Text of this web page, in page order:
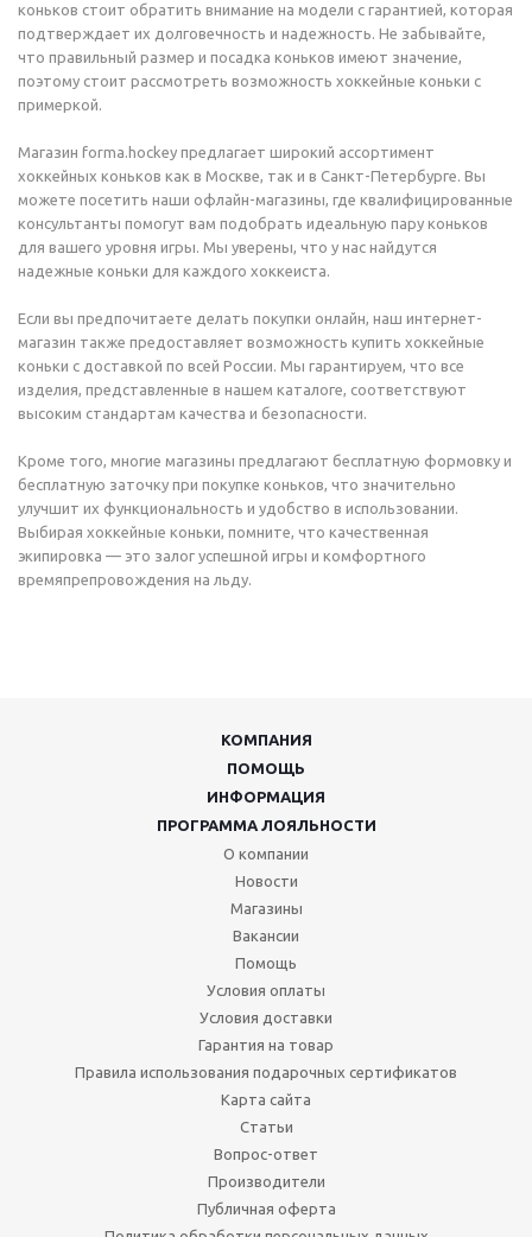
коньков стоит обратить внимание на модели с гарантией, которая
подтверждает их долговечность и надежность. Не забывайте,
что правильный размер и посадка коньков имеют значение,
поэтому стоит рассмотреть возможность хоккейные коньки с
примеркой.
Магазин forma.hockey предлагает широкий ассортимент
хоккейных коньков как в Москве, так и в Санкт-Петербурге. Вы
можете посетить наши офлайн-магазины, где квалифицированные
консультанты помогут вам подобрать идеальную пару коньков
для вашего уровня игры. Мы уверены, что у нас найдутся
надежные коньки для каждого хоккеиста.
Если вы предпочитаете делать покупки онлайн, наш интернет-
магазин также предоставляет возможность купить хоккейные
коньки с доставкой по всей России. Мы гарантируем, что все
изделия, представленные в нашем каталоге, соответствуют
высоким стандартам качества и безопасности.
Кроме того, многие магазины предлагают бесплатную формовку и
бесплатную заточку при покупке коньков, что значительно
улучшит их функциональность и удобство в использовании.
Выбирая хоккейные коньки, помните, что качественная
экипировка — это залог успешной игры и комфортного
времяпрепровождения на льду.
КОМПАНИЯ
ПОМОЩЬ
ИНФОРМАЦИЯ
ПРОГРАММА ЛОЯЛЬНОСТИ
О компании
Новости
Магазины
Вакансии
Помощь
Условия оплаты
Условия доставки
Гарантия на товар
Правила использования подарочных сертификатов
Карта сайта
Статьи
Вопрос-ответ
Производители
Публичная оферта